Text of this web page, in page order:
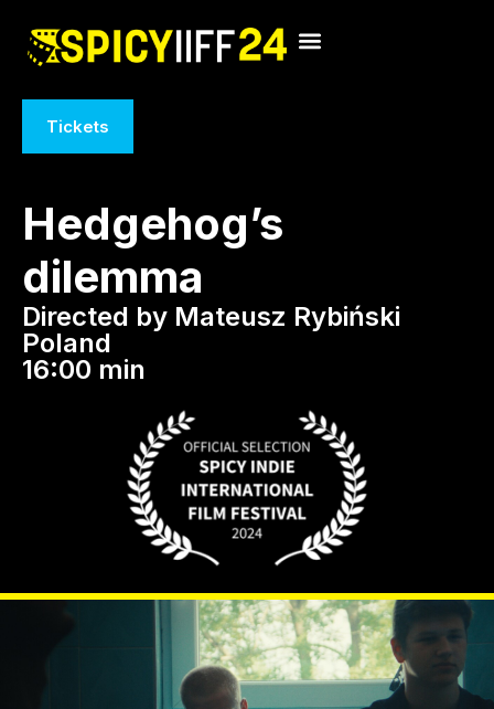
Tickets
Hedgehog’s
dilemma
Directed by Mateusz Rybiński
Poland
16:00 min